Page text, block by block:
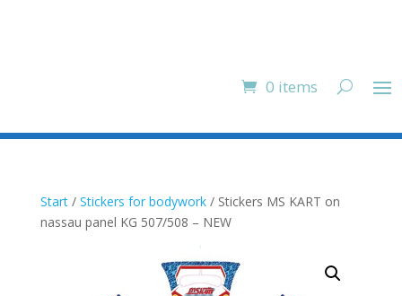
0 items
Start/ Stickers for bodywork/ Stickers MS KART on
nassau panel KG 507/508 – NEW